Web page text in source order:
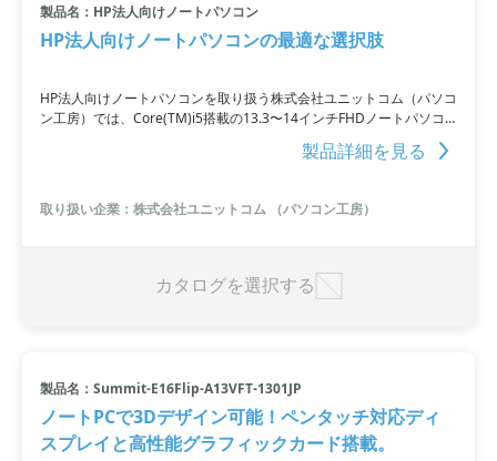
製品名：HP法人向けノートパソコン
HP法人向けノートパソコンの最適な選択肢
HP法人向けノートパソコンを取り扱う株式会社ユニットコム（パソコ
ン工房）では、Core(TM)i5搭載の13.3〜14インチFHDノートパソコ
ンや256GB SSD搭載の15.6インチFHDノートパソコンなど、さまざま
なモデルや、メモリが8GBのHP法人向けデスクトップ、ワークステー
可能で、HP WOLF SECURITYによるセキュリティ対策も万全です。
製品詳細を見る
取り扱い企業：株式会社ユニットコム （パソコン工房）
カタログを選択する
製品名：Summit-E16Flip-A13VFT-1301JP
ノートPCで3Dデザイン可能！ペンタッチ対応ディ
スプレイと高性能グラフィックカード搭載。